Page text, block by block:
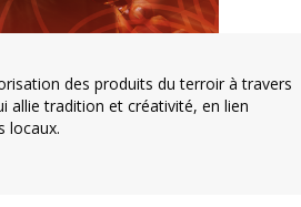
des produits du terroir à travers
allie tradition et créativité, en lien
locaux.